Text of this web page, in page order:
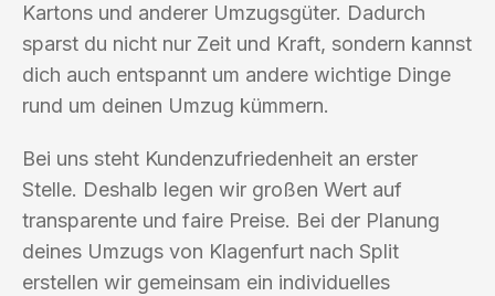
Kartons und anderer Umzugsgüter. Dadurch
sparst du nicht nur Zeit und Kraft, sondern kannst
dich auch entspannt um andere wichtige Dinge
rund um deinen Umzug kümmern.
Bei uns steht Kundenzufriedenheit an erster
Stelle. Deshalb legen wir großen Wert auf
transparente und faire Preise. Bei der Planung
deines Umzugs von Klagenfurt nach Split
erstellen wir gemeinsam ein individuelles